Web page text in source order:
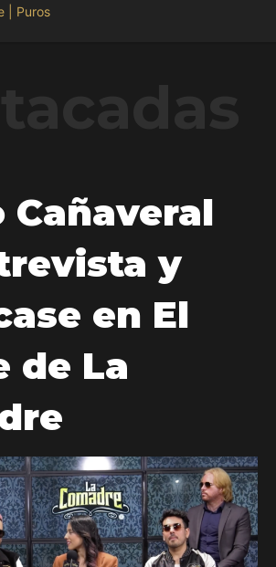
Cañaveral
y
en El
de La